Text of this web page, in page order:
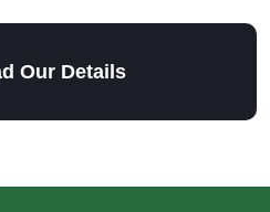
Our Details